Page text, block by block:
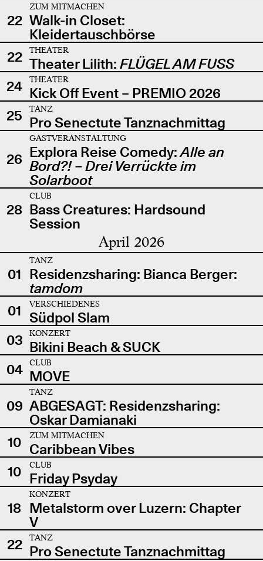
22
ZUM MITMACHEN
Walk-in Closet:
Kleidertauschbörse
22
THEATER
Theater Lilith: FLÜGEL AM FUSS
24
THEATER
Kick Off Event – PREMIO 2026
25
TANZ
Pro Senectute Tanznachmittag
26
GASTVERANSTALTUNG
Explora Reise Comedy:Alle an
Bord?! – Drei Verrückte im
Solarboot
28
CLUB
Bass Creatures: Hardsound
Session
April 2026
01
TANZ
Residenzsharing: Bianca Berger:
tamdom
01
VERSCHIEDENES
Südpol Slam
03
KONZERT
Bikini Beach & SUCK
04
CLUB
MOVE
09
TANZ
ABGESAGT: Residenzsharing:
Oskar Damianaki
10
ZUM MITMACHEN
Caribbean Vibes
10
CLUB
Friday Psyday
18
KONZERT
Metalstorm over Luzern: Chapter
V
22
TANZ
Pro Senectute Tanznachmittag